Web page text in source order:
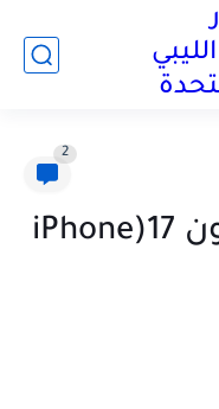
2
مواصفات هاتف آيفون 17(iPhone